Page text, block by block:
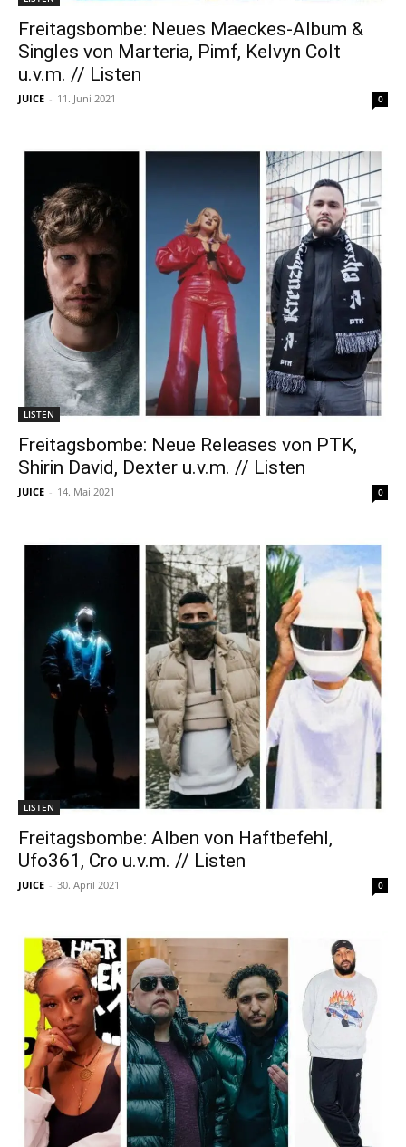
Freitagsbombe: Neues Maeckes-Album &
Singles von Marteria, Pimf, Kelvyn Colt
u.v.m. // Listen
JUICE - 11. Juni 2021 0
LISTEN
Freitagsbombe: Neue Releases von PTK,
Shirin David, Dexter u.v.m. // Listen
JUICE - 14. Mai 2021 0
LISTEN
Freitagsbombe: Alben von Haftbefehl,
Ufo361, Cro u.v.m. // Listen
JUICE - 30. April 2021 0